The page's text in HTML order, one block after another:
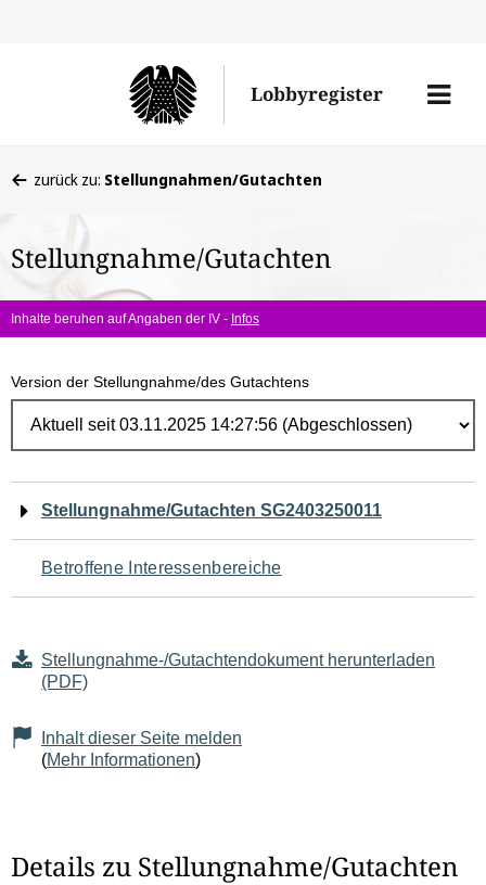
Lobbyregister
Menü
befinden
hier:
zurück zu: Stellungnahmen/Gutachten
Stellungnahme/Gutachten
Inhalte beruhen auf Angaben der IV - Infos
Version der Stellungnahme/des Gutachtens
Navigation
für
den
Seiteninhalt
Stellungnahme/Gutachten SG2403250011
Betroffene Interessenbereiche
Stellungnahme-/Gutachtendokument herunterladen
(PDF)
Inhalt dieser Seite melden
(Mehr Informationen)
Details zu Stellungnahme/Gutachten